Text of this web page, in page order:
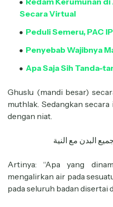
Secara Virtual
Peduli Semeru, PAC
Penyebab Wajibnya
Apa Saja Sih Tanda-
Ghuslu (mandi besar)
muthlak. Sedangkan
dengan niat.
البدن مع النية
Artinya: “Apa yang
mengalirkan air pada
pada seluruh badan disertai